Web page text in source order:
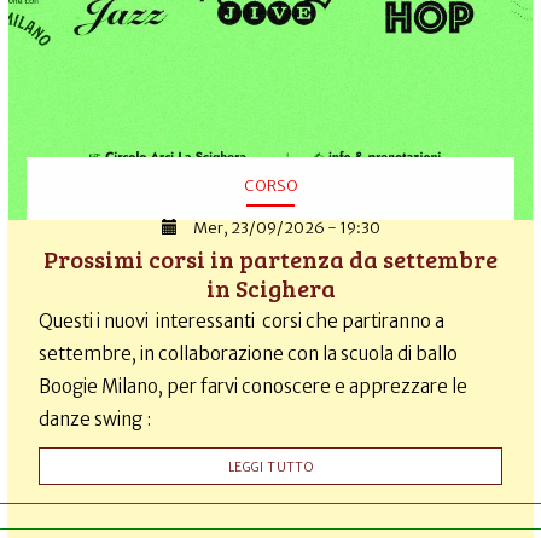
CORSO
Mer, 23/09/2026 - 19:30
Prossimi corsi in partenza da settembre
in Scighera
Questi i nuovi interessanti corsi che partiranno a
settembre, in collaborazione con la scuola di ballo
Boogie Milano, per farvi conoscere e apprezzare le
danze swing :
LEGGI TUTTO